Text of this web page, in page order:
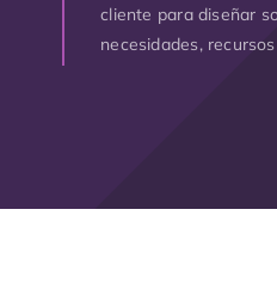
cliente para diseñar
necesidades,